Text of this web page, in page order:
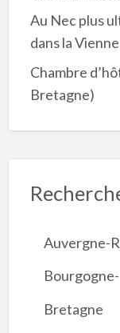
Au Nec plus
dans la Vienne
Chambre
Bretagne)
Auvergne-
Bretagne